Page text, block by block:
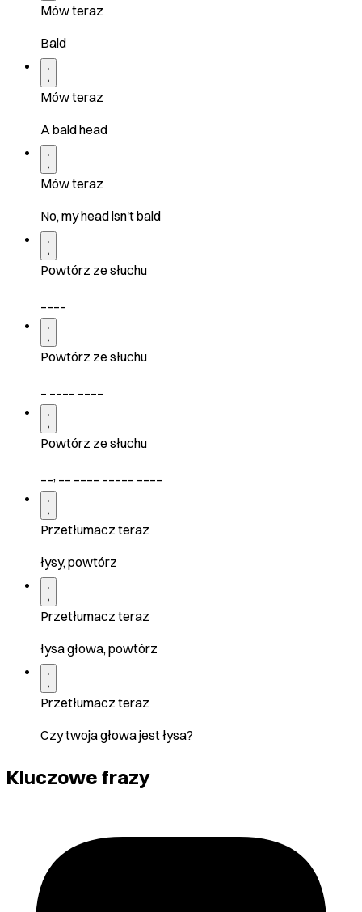
Mów teraz
Bald
Mów teraz
A bald head
Mów teraz
No, my head isn't bald
Powtórz ze słuchu
Powtórz ze słuchu
Powtórz ze słuchu
__, __ ____ _____ ____
Przetłumacz teraz
łysy, powtórz
Przetłumacz teraz
łysa głowa, powtórz
Przetłumacz teraz
Czy twoja głowa jest łysa?
Kluczowe frazy